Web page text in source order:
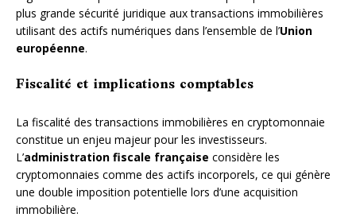
plus grande sécurité juridique aux transactions immobilières
utilisant des actifs numériques dans l’ensemble de l’Union
européenne.
Fiscalité et implications comptables
La fiscalité des transactions immobilières en cryptomonnaie
constitue un enjeu majeur pour les investisseurs.
L’administration fiscale française considère les
cryptomonnaies comme des actifs incorporels, ce qui génère
une double imposition potentielle lors d’une acquisition
immobilière.